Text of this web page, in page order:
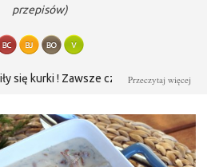
przepisów)
się kurki ! Zawsze czekam na nie z
kurki w sosie śmietanowym. Nic
jak pysznie. Kurki podaję z młodymi
na parze, albo z makaronem.
Przeczytaj więcej